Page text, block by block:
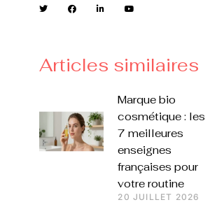
Articles similaires
Marque bio
cosmétique : les
7 meilleures
enseignes
françaises pour
votre routine
20 JUILLET 2026